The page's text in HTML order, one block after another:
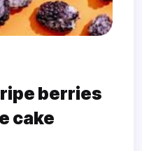
berries
cake